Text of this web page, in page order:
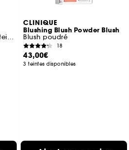
Huile à lèvres hydratante teintée
CLINIQUE
Blushing Blush Powder Blush
Blush poudré
18
43,00€
3 teintes disponibles